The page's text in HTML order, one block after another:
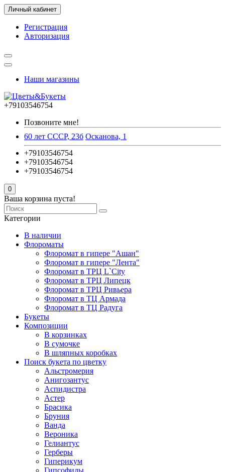
Личный кабинет
Регистрация
Авторизация
Наши магазины
+79103546754
Позвоните мне!
60 лет СССР, 23б Осканова, 1
+79103546754
+79103546754
+79103546754
0
Ваша корзина пуста!
Категории
В наличии
Флороматы
Флоромат в гипере "Ашан"
Флоромат в гипере "Лента"
Флоромат в ТРЦ L`City
Флоромат в ТРЦ Липецк
Флоромат в ТРЦ Ривьера
Флоромат в ТЦ Армада
Флоромат в ТЦ Радуга
Букеты
Композиции
В корзинках
В сумочке
В шляпных коробках
Поиск букета по цветку
Альстромерия
Анигозантус
Аспидистра
Астер
Брасика
Бруния
Ванда
Вероника
Гелиантус
Герберы
Гиперикум
Гипсофилы